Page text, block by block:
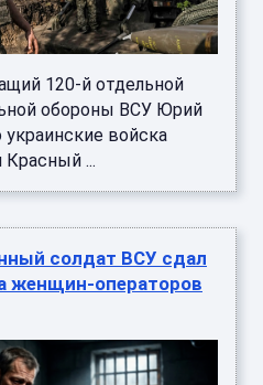
120-й отдельной
обороны ВСУ Юрий
украинские войска
Красный ...
солдат ВСУ сдал
женщин-операторов